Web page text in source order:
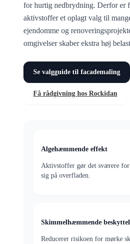
for hurtig nedbrydning. Derfor er
aktivstoffer et oplagt valg til
ejendomme og
omgivelser skaber ekstra høj
Se valgguide til facademaling
Få rådgivning hos Rockidan
Algehæmmende effekt
Aktivstoffer gør det sværere for
sig på overfladen.
Skimmelhæmmende
Reducerer risikoen for mørke